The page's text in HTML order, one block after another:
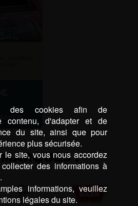
:
des cookies afin de
contenu, d'adapter et de
du site, ainsi que pour
plus sécurisée.
le site, vous nous accordez
des informations à
informations, veuillez
légales du site.